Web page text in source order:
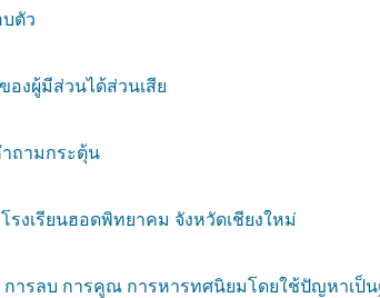
ตัว
องผู้มีส่วนได้ส่วนเสีย
ถามกระตุ้น
รงเรียนฮอดพิทยาคม จังหวัดเชียงใหม่
ารลบ การคูณ การหารทศนิยมโดยใช้ปัญหาเป็น